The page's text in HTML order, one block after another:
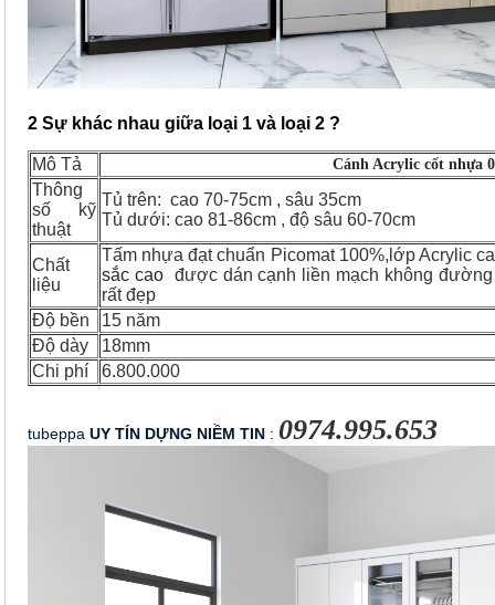
2 Sự khác nhau giữa loại 1 và loại 2 ?
Mô Tả Cánh Acrylic cốt nhựa
Thông
số kỹ
thuật
Tủ trên: cao 70-75cm , sâu 35cm
Tủ dưới: cao 81-86cm , độ sâu 60-70cm
Chất
liệu
Tấm nhựa đạt chuẩn Picomat 100%,lớp Acrylic
sắc cao được dán cạnh liền mạch không
rất đẹp
Độ bền
15 năm
Độ dày
18mm
Chi phí
6.800.000
tubeppa UY TÍN DỰNG NIỀM TIN : 0974.995.653